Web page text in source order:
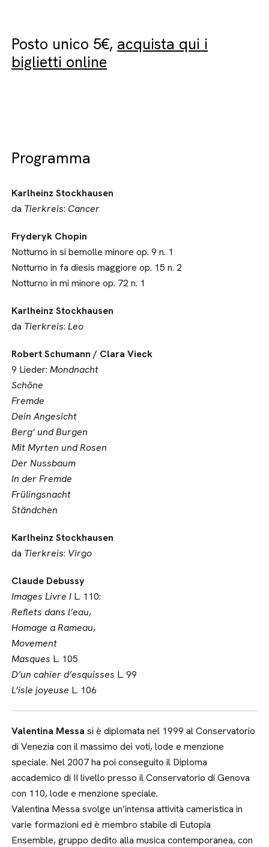
Posto unico 5€, acquista qui i
biglietti online
Programma
Karlheinz Stockhausen
da Tierkreis: Cancer
Fryderyk Chopin
Notturno in si bemolle minore op. 9 n. 1
Notturno in fa diesis maggiore op. 15 n. 2
Notturno in mi minore op. 72 n. 1
Karlheinz Stockhausen
da Tierkreis:Leo
Robert Schumann / Clara Vieck
9 Lieder:Mondnacht
Schöne
Fremde
Dein Angesicht
Berg’ und Burgen
Mit Myrten und Rosen
Der Nussbaum
In der Fremde
Frülingsnacht
Ständchen
Karlheinz Stockhausen
da Tierkreis: Virgo
Claude Debussy
Images Livre I L. 110:
Reflets dans l’eau,
Homage a Rameau,
Movement
Masques L. 105
D’un cahier d’esquisses L. 99
L’isle joyeuse L. 106
Valentina Messa si è diplomata nel 1999 al Conservatorio
di Venezia con il massimo dei voti, lode e menzione
speciale. Nel 2007 ha poi conseguito il Diploma
accademico di II livello presso il Conservatorio di Genova
con 110, lode e menzione speciale.
Valentina Messa svolge un’intensa attività cameristica in
varie formazioni ed è membro stabile di Eutopia
Ensemble, gruppo dedito alla musica contemporanea, con